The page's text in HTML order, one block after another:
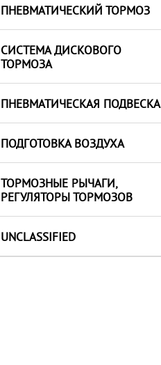
ПНЕВМАТИЧЕСКИЙ ТОРМОЗ
СИСТЕМА ДИСКОВОГО
ТОРМОЗА
ПНЕВМАТИЧЕСКАЯ ПОДВЕСКА
ПОДГОТОВКА ВОЗДУХА
ТОРМОЗНЫЕ РЫЧАГИ,
РЕГУЛЯТОРЫ ТОРМОЗОВ
UNCLASSIFIED